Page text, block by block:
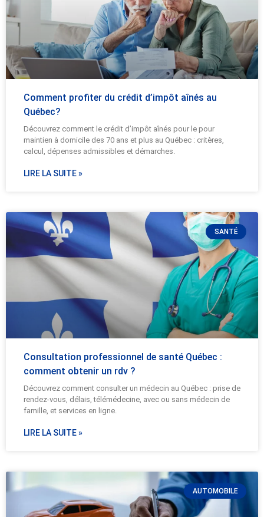
Comment profiter du crédit d’impôt aînés au
Québec?
Découvrez comment le crédit d’impôt aînés pour le pour
maintien à domicile des 70 ans et plus au Québec : critères,
calcul, dépenses admissibles et démarches.
LIRE LA SUITE »
SANTÉ
Consultation professionnel de santé Québec :
comment obtenir un rdv ?
Découvrez comment consulter un médecin au Québec : prise de
rendez-vous, délais, télémédecine, avec ou sans médecin de
famille, et services en ligne.
LIRE LA SUITE »
AUTOMOBILE